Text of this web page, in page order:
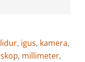
, igus, kamera,
, millimeter,